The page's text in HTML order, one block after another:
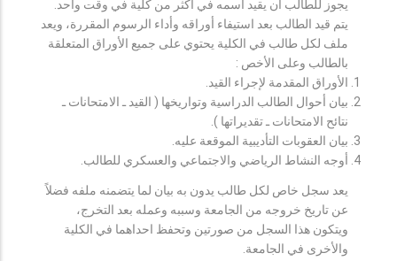
يجوز للطالب أن يقيد اسمه في أكثر من كلية في وقت واحد.
يتم قيد الطالب بعد استيفاء أوراقه وأداء الرسوم المقررة، ويعد
ملف لكل طالب في الكلية يحتوي على جميع الأوراق المتعلقة
بالطالب وعلى الأخص :
الأوراق المقدمة لإجراء القيد.
بيان أحوال الطالب الدراسية وتواريخها ( القيد ـ الامتحانات ـ
نتائح الامتحانات ـ تقديراتها ).
بيان العقوبات التأديبية الموقعة عليه.
أوجه النشاط الرياضي والاجتماعي والعسكري للطالب.
يعد سجل خاص لكل طالب يدون به بيان لما يتضمنه ملفه فضلاً
عن تاريخ خروجه من الجامعة وسببه وعمله بعد التخرج،
ويتكون هذا السجل من صورتين وتحفظ احداهما في الكلية
والأخرى في الجامعة.